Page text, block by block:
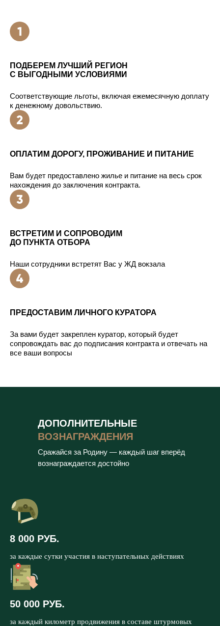
ПОДБЕРЕМ ЛУЧШИЙ РЕГИОН
С ВЫГОДНЫМИ УСЛОВИЯМИ
Соответствующие льготы, включая ежемесячную доплату
к денежному довольствию.
ОПЛАТИМ ДОРОГУ, ПРОЖИВАНИЕ И ПИТАНИЕ
Вам будет предоставлено жилье и питание на весь срок
нахождения до заключения контракта.
ВСТРЕТИМ И СОПРОВОДИМ
ДО ПУНКТА ОТБОРА
Наши сотрудники встретят Вас у ЖД вокзала
ПРЕДОСТАВИМ ЛИЧНОГО КУРАТОРА
За вами будет закреплен куратор, который будет
сопровождать вас до подписания контракта и отвечать на
все ваши вопросы
ДОПОЛНИТЕЛЬНЫЕ
ВОЗНАГРАЖДЕНИЯ
Сражайся за Родину — каждый шаг вперёд
вознаграждается достойно
8 000 РУБ.
за каждые сутки участия в наступательных действиях
50 000 РУБ.
за каждый километр продвижения в составе штурмовых